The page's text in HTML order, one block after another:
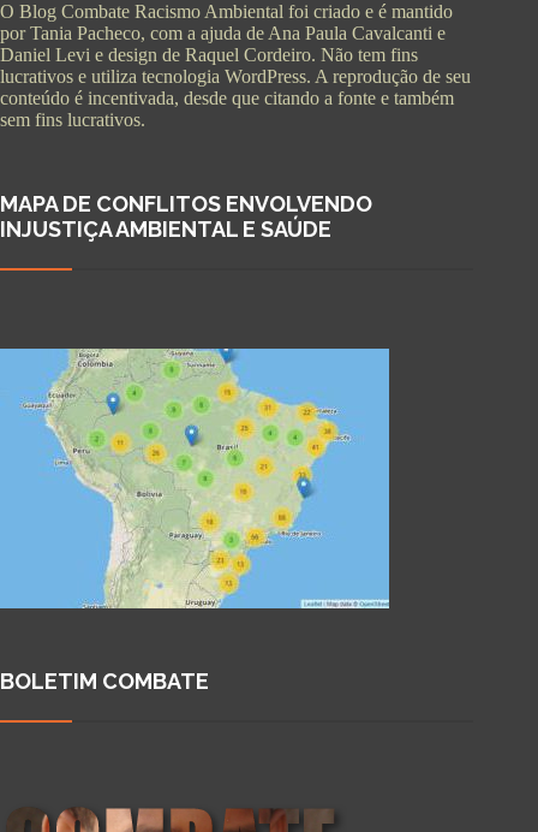
O Blog Combate Racismo Ambiental foi criado e é mantido
por Tania Pacheco, com a ajuda de Ana Paula Cavalcanti e
Daniel Levi e design de Raquel Cordeiro. Não tem fins
lucrativos e utiliza tecnologia WordPress. A reprodução de seu
conteúdo é incentivada, desde que citando a fonte e também
sem fins lucrativos.
MAPA DE CONFLITOS ENVOLVENDO
INJUSTIÇA AMBIENTAL E SAÚDE
BOLETIM COMBATE